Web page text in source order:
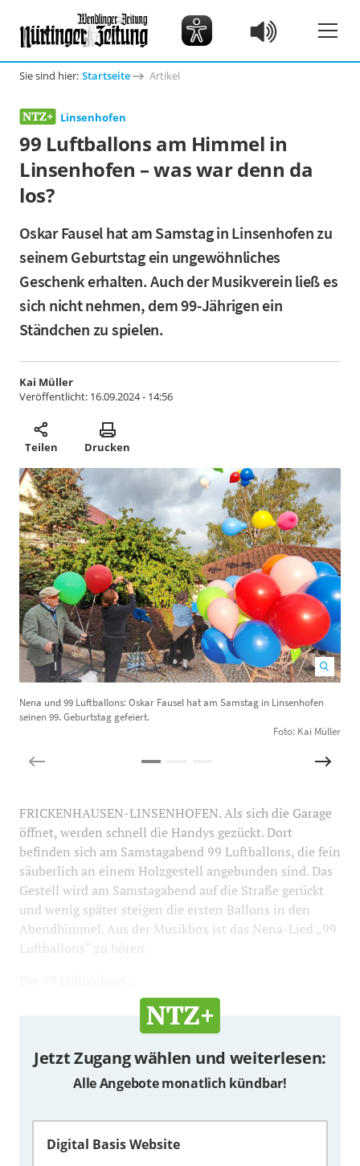
Sie sind hier: Startseite Artikel
Linsenhofen
99 Luftballons am Himmel in
Linsenhofen – was war denn da
los?
Oskar Fausel hat am Samstag in Linsenhofen zu
seinem Geburtstag ein ungewöhnliches
Geschenk erhalten. Auch der Musikverein ließ es
sich nicht nehmen, dem 99-Jährigen ein
Ständchen zu spielen.
Kai Müller
Veröffentlicht: 16.09.2024 - 14:56
Teilen Drucken
Nena und 99 Luftballons: Oskar Fausel hat am Samstag in Linsenhofen
seinen 99. Geburtstag gefeiert.
Foto: Kai Müller
FRICKENHAUSEN-LINSENHOFEN. Als sich die Garage
öffnet, werden schnell die Handys gezückt. Dort
befinden sich am Samstagabend 99 Luftballons, die fein
säuberlich an einem Holzgestell angebunden sind. Das
Gestell wird am Samstagabend auf die Straße gerückt
und wenig später steigen die ersten Ballons in den
Abendhimmel. Aus der Musikbox ist das Nena-Lied „99
Luftballons“ zu hören.
Jetzt Zugang wählen und weiterlesen:
Alle Angebote monatlich kündbar!
Digital Basis Website